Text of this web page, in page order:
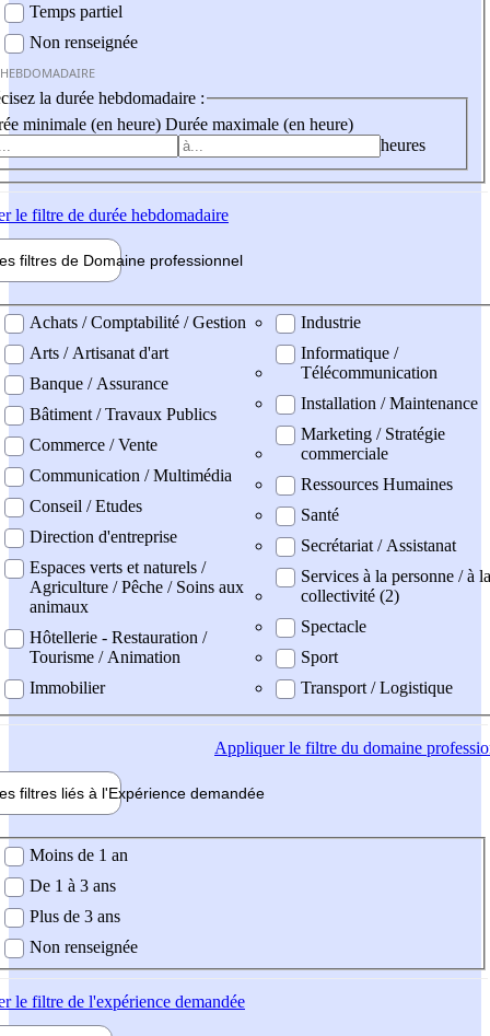
Temps partiel
Non renseignée
la durée hebdomadaire :
minimale (en heure) Durée maximale (en heure)
heures
le filtre de durée hebdomadaire
filtres de Domaine professionnel
professionel
Achats / Comptabilité / Gestion
Arts / Artisanat d'art
Banque / Assurance
Bâtiment / Travaux Publics
Commerce / Vente
Communication / Multimédia
Conseil / Etudes
Direction d'entreprise
Espaces verts et naturels /
Agriculture / Pêche / Soins aux
animaux
Hôtellerie - Restauration /
Tourisme / Animation
Immobilier
Industrie
Informatique /
Télécommunication
Installation / Maintenance
Marketing / Stratégie
commerciale
Ressources Humaines
Santé
Secrétariat / Assistanat
Services à la personne / à la
collectivité (2)
Spectacle
Sport
Transport / Logistique
Appliquerle filtre du domaine
filtres liés à l'Expérience demandée
demandée
Moins de 1 an
De 1 à 3 ans
Plus de 3 ans
Non renseignée
le filtre de l'expérience demandée